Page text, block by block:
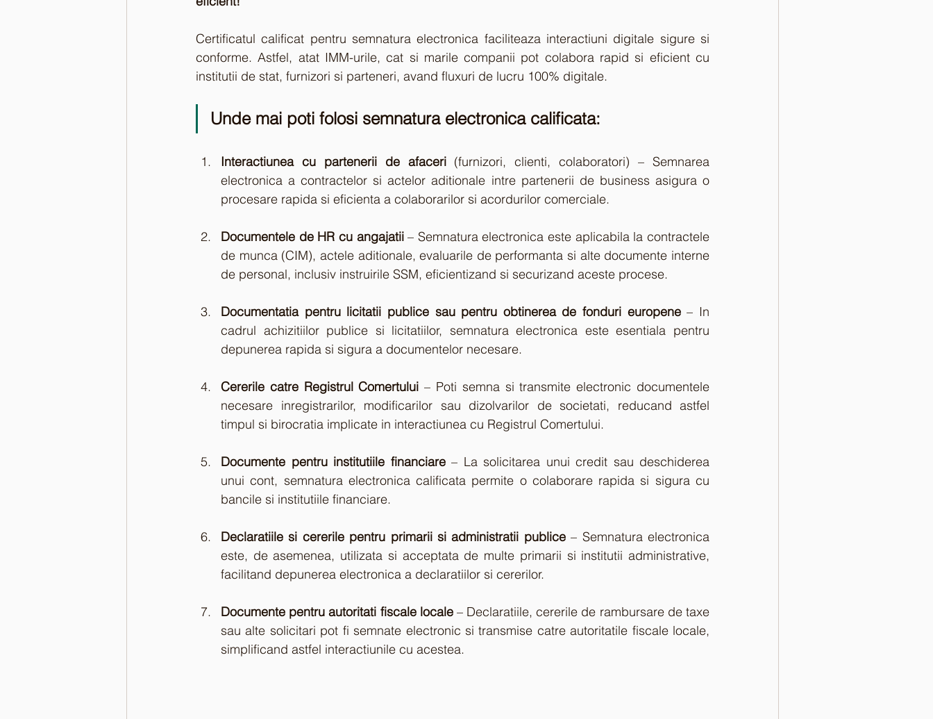
Certificatul calificat pentru semnatura electronica faciliteaza interactiuni digitale sigure si
conforme. Astfel, atat IMM-urile, cat si marile companii pot colabora rapid si eficient cu
institutii de stat, furnizori si parteneri, avand fluxuri de lucru 100% digitale.
Unde mai poti folosi semnatura electronica calificata:
Interactiunea cu partenerii de afaceri (furnizori, clienti, colaboratori) – Semnarea
electronica a contractelor si actelor aditionale intre partenerii de business asigura o
procesare rapida si eficienta a colaborarilor si acordurilor comerciale.
Documentele de HR cu angajatii – Semnatura electronica este aplicabila la contractele
de munca (CIM), actele aditionale, evaluarile de performanta si alte documente interne
de personal, inclusiv instruirile SSM, eficientizand si securizand aceste procese.
Documentatia pentru licitatii publice sau pentru obtinerea de fonduri europene – In
cadrul achizitiilor publice si licitatiilor, semnatura electronica este esentiala pentru
depunerea rapida si sigura a documentelor necesare.
Cererile catre Registrul Comertului – Poti semna si transmite electronic documentele
necesare inregistrarilor, modificarilor sau dizolvarilor de societati, reducand astfel
timpul si birocratia implicate in interactiunea cu Registrul Comertului.
Documente pentru institutiile financiare – La solicitarea unui credit sau deschiderea
unui cont, semnatura electronica calificata permite o colaborare rapida si sigura cu
bancile si institutiile financiare.
Declaratiile si cererile pentru primarii si administratii publice – Semnatura electronica
este, de asemenea, utilizata si acceptata de multe primarii si institutii administrative,
facilitand depunerea electronica a declaratiilor si cererilor.
Documente pentru autoritati fiscale locale – Declaratiile, cererile de rambursare de taxe
sau alte solicitari pot fi semnate electronic si transmise catre autoritatile fiscale locale,
simplificand astfel interactiunile cu acestea.